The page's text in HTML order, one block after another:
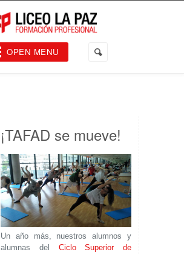
OPEN MENU
¡TAFAD se mueve!
Un año más, nuestros alumnos y
alumnas del Ciclo Superior de